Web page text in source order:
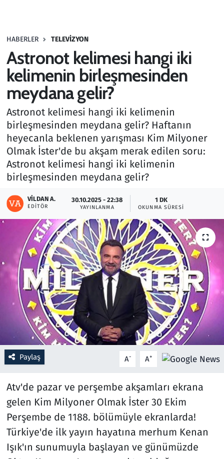
HABERLER TELEVIZYON
Astronot kelimesi hangi iki
kelimenin birleşmesinden
meydana gelir?
Astronot kelimesi hangi iki kelimenin
birleşmesinden meydana gelir? Haftanın
heyecanla beklenen yarışması Kim Milyoner
Olmak İster'de bu akşam merak edilen soru:
Astronot kelimesi hangi iki kelimenin
birleşmesinden meydana gelir?
VILDAN A.
EDITÖR
30.10.2025 - 22:38
YAYINLANMA
1 DK
OKUNMA SÜRESI
Paylaş A- A+
Atv'de pazar ve perşembe akşamları ekrana
gelen Kim Milyoner Olmak İster 30 Ekim
Perşembe de 1188. bölümüyle ekranlarda!
Türkiye'de ilk yayın hayatına merhum Kenan
Işık'ın sunumuyla başlayan ve günümüzde
Haber
Kültür Sanat
Kurumsal Haberler
Lezzet Durağı
Memur ve Kamu
Otomobil
Oyun
Ramazan
Resmi İlanlar
Rüya Tabirleri
Sağlık
Savunma Sanayi
Seçim 2023
Teknoloji ve Bilim
Televizyon